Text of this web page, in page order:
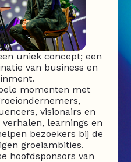
uniek concept; een
van business en
momenten met
visionairs en
learnings en
bezoekers bij de
groeiambities.
hoofdsponsors van